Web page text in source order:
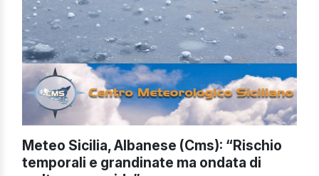
Meteo Sicilia, Albanese (Cms): “Rischio
temporali e grandinate ma ondata di